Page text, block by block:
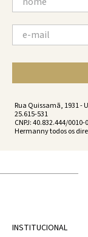
Rua Quissamã, 1931 -
25.615-531
CNPJ: 40.832.444/
Hermanny todos os
INSTITUCIONAL